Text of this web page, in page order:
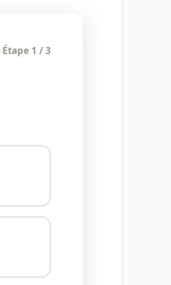
Étape 1 / 3